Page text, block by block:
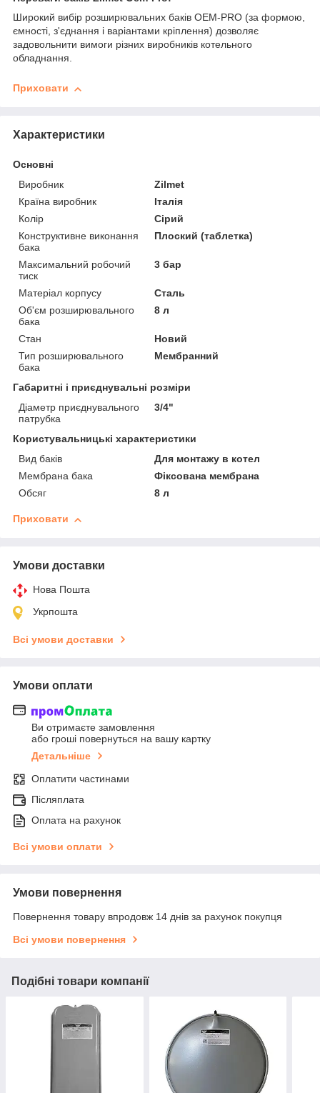
Широкий вибір розширювальних баків OEM-PRO (за формою,
ємності, з'єднання і варіантами кріплення) дозволяє
задовольнити вимоги різних виробників котельного
обладнання.
Приховати
Характеристики
Основні
Виробник
Zilmet
Країна виробник
Італія
Колір
Сірий
Конструктивне виконання
бака
Плоский (таблетка)
Максимальний робочий
тиск
3 бар
Матеріал корпусу
Сталь
Об'єм розширювального
бака
8 л
Стан
Новий
Тип розширювального
бака
Мембранний
Габаритні і приєднувальні розміри
Діаметр приєднувального
патрубка
3/4"
Користувальницькі характеристики
Вид баків
Для монтажу в котел
Мембрана бака
Фіксована мембрана
Обсяг
8 л
Приховати
Умови доставки
Нова Пошта
Укрпошта
Всі умови доставки
Умови оплати
Ви отримаєте замовлення
або гроші повернуться на вашу картку
Детальніше
Оплатити частинами
Післяплата
Оплата на рахунок
Всі умови оплати
Умови повернення
Повернення товару впродовж 14 днів за рахунок покупця
Всі умови повернення
Подібні товари компанії